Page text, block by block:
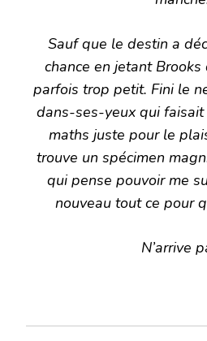
Sauf que le destin a
chance en jetant
parfois trop petit. Fini le
dans-ses-yeux qui
maths juste pour le
trouve un spécimen
qui pense pouvoir me
nouveau tout ce pour
N’arrive